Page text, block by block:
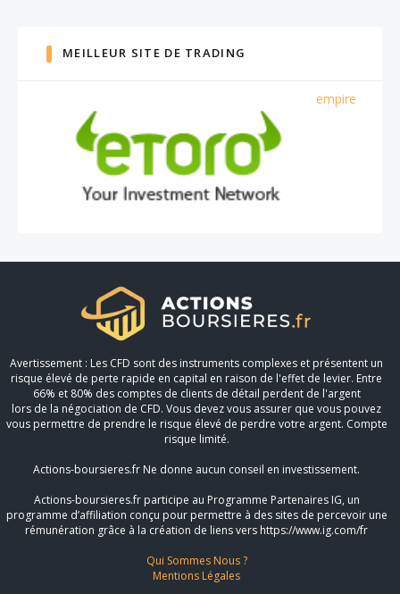
MEILLEUR SITE DE TRADING
empire
Avertissement : Les CFD sont des instruments complexes et présentent un
risque élevé de perte rapide en capital en raison de l'effet de levier. Entre
66% et 80% des comptes de clients de détail perdent de l'argent
lors de la négociation de CFD. Vous devez vous assurer que vous pouvez
vous permettre de prendre le risque élevé de perdre votre argent. Compte
risque limité.
Actions-boursieres.fr Ne donne aucun conseil en investissement.
Actions-boursieres.fr participe au Programme Partenaires IG, un
programme d’affiliation conçu pour permettre à des sites de percevoir une
rémunération grâce à la création de liens vers https://www.ig.com/fr
Qui Sommes Nous ?
Mentions Légales